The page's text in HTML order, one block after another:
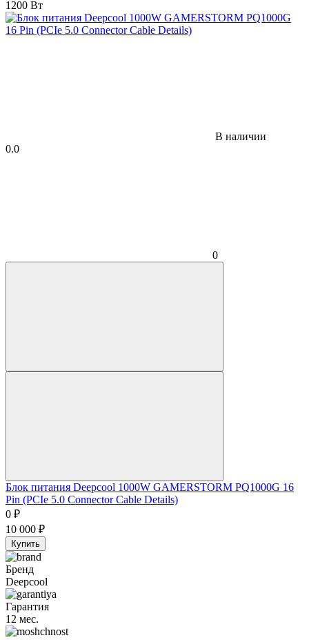
1200 Вт
В наличии
0.0
0
Блок питания Deepcool 1000W GAMERSTORM PQ1000G 16
Pin (PCIe 5.0 Connector Cable Details)
0 ₽
10 000 ₽
Купить
Бренд
Deepcool
Гарантия
12 мес.